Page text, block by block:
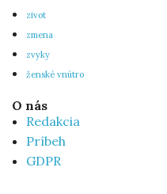
zivot
zmena
zvyky
ženské vnútro
O nás
Redakcia
Príbeh
GDPR